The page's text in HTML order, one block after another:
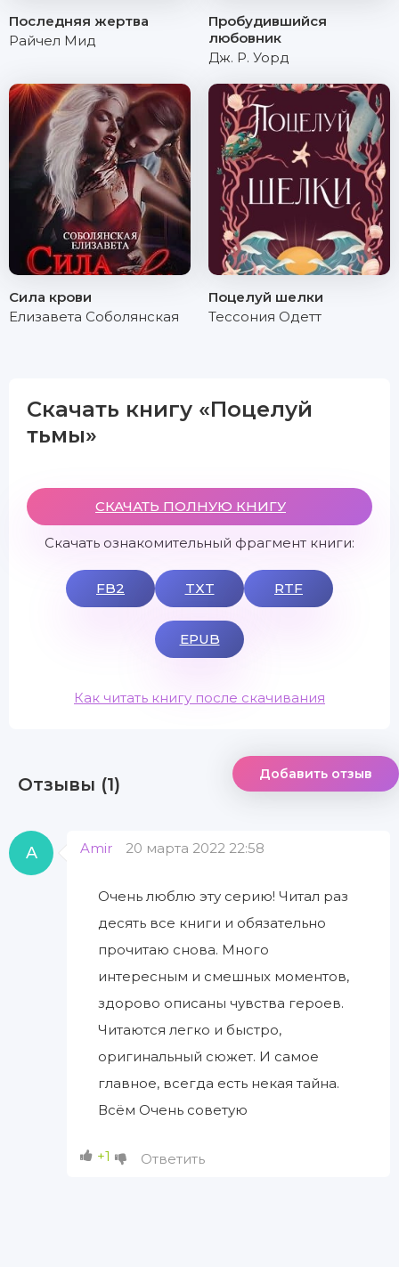
Последняя жертва
Райчел Мид
Пробудившийся
любовник
Дж. Р. Уорд
Сила крови
Елизавета Соболянская
Поцелуй шелки
Тессония Одетт
Скачать книгу «Поцелуй
тьмы»
СКАЧАТЬ ПОЛНУЮ КНИГУ
Скачать ознакомительный фрагмент книги:
FB2 TXT RTF
EPUB
Как читать книгу после скачивания
Отзывы (1) Добавить отзыв
A Amir 20 марта 2022 22:58
Очень люблю эту серию! Читал раз
десять все книги и обязательно
прочитаю снова. Много
интересным и смешных моментов,
здорово описаны чувства героев.
Читаются легко и быстро,
оригинальный сюжет. И самое
главное, всегда есть некая тайна.
Всём Очень советую
+1 Ответить